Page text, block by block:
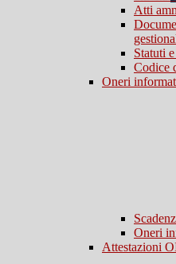
Atti
Statuti
Codice
Oneri
Oneri
Attestazioni